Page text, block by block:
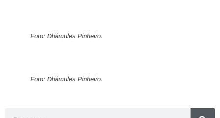
Foto: Dhárcules Pinheiro.
Foto: Dhárcules Pinheiro.